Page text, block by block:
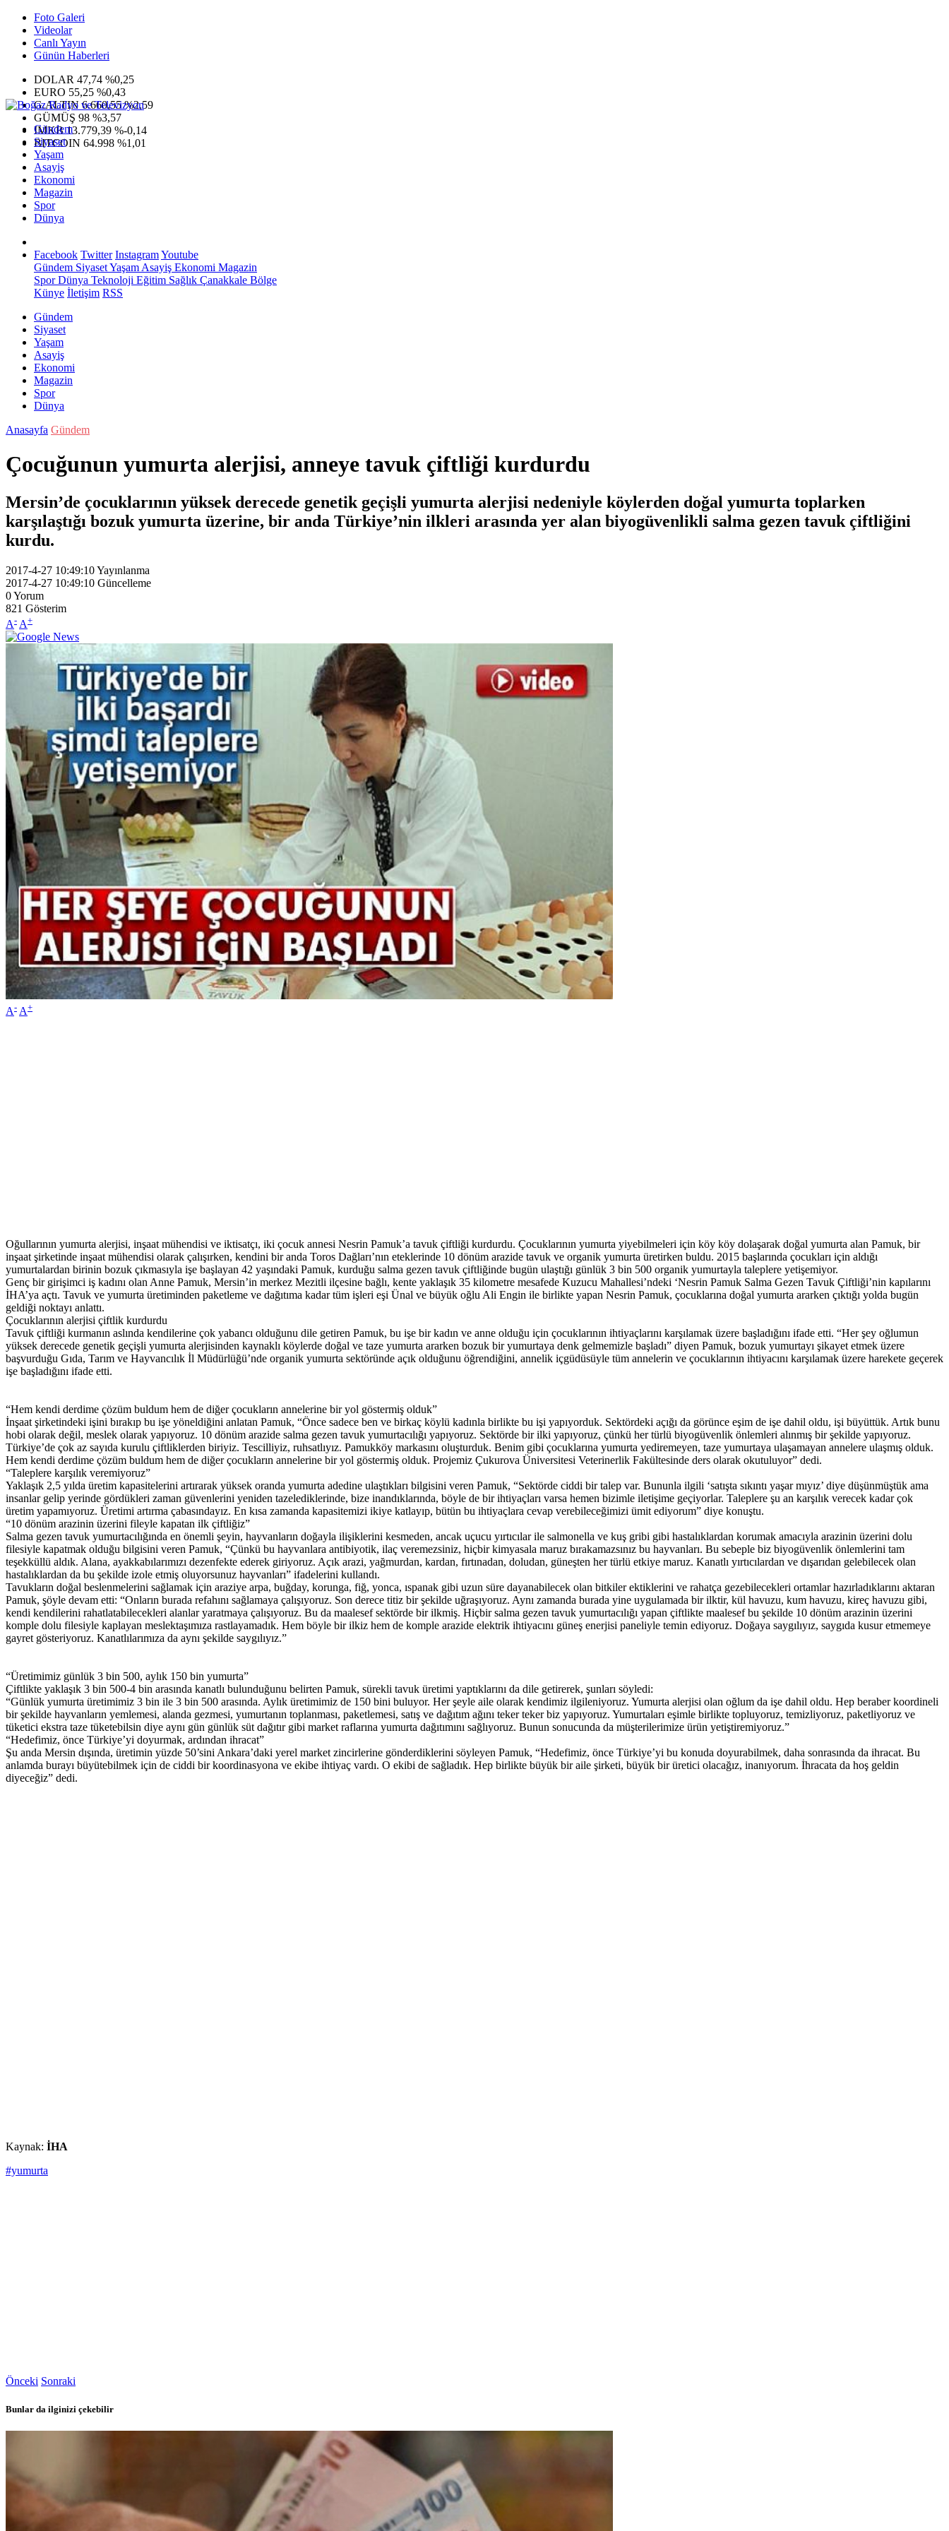
Foto Galeri
Videolar
Canlı Yayın
Günün Haberleri
DOLAR 47,74 %0,25
EURO 55,25 %0,43
G.ALTIN6.660,55 %2,59
GÜMÜŞ 98 %3,57
IMKB13.779,39 %-0,14
BITCOIN 64.998 %1,01
Gündem
Siyaset
Yaşam
Asayiş
Ekonomi
Magazin
Spor
Dünya
Facebook Twitter InstagramYoutube
Gündem SiyasetYaşam Asayiş Ekonomi Magazin
SporDünya Teknoloji Eğitim Sağlık Çanakkale Bölge
Künye İletişim RSS
Gündem
Siyaset
Yaşam
Asayiş
Ekonomi
Magazin
Spor
Dünya
Anasayfa Gündem
Çocuğunun yumurta alerjisi, anneye tavuk çiftliği kurdurdu
Mersin’de çocuklarının yüksek derecede genetik geçişli yumurta alerjisi nedeniyle köylerden doğal yumurta toplarken
karşılaştığı bozuk yumurta üzerine, bir anda Türkiye’nin ilkleri arasında yer alan biyogüvenlikli salma gezen tavuk çiftliğini
kurdu.
2017-4-27 10:49:10Yayınlanma
2017-4-27 10:49:10 Güncelleme
0Yorum
821 Gösterim
A- A+
A- A+
Oğullarının yumurta alerjisi, inşaat mühendisi ve iktisatçı, iki çocuk annesi Nesrin Pamuk’a tavuk çiftliği kurdurdu. Çocuklarının yumurta yiyebilmeleri için köy köy dolaşarak doğal yumurta alan Pamuk, bir
inşaat şirketinde inşaat mühendisi olarak çalışırken, kendini bir anda Toros Dağları’nın eteklerinde 10 dönüm arazide tavuk ve organik yumurta üretirken buldu. 2015 başlarında çocukları için aldığı
yumurtalardan birinin bozuk çıkmasıyla işe başlayan 42 yaşındaki Pamuk, kurduğu salma gezen tavuk çiftliğinde bugün ulaştığı günlük 3 bin 500 organik yumurtayla taleplere yetişemiyor.
Genç bir girişimci iş kadını olan Anne Pamuk, Mersin’in merkez Mezitli ilçesine bağlı, kente yaklaşık 35 kilometre mesafede Kuzucu Mahallesi’ndeki ‘Nesrin Pamuk Salma Gezen Tavuk Çiftliği’nin kapılarını
İHA’ya açtı. Tavuk ve yumurta üretiminden paketleme ve dağıtıma kadar tüm işleri eşi Ünal ve büyük oğlu Ali Engin ile birlikte yapan Nesrin Pamuk, çocuklarına doğal yumurta ararken çıktığı yolda bugün
geldiği noktayı anlattı.
Çocuklarının alerjisi çiftlik kurdurdu
Tavuk çiftliği kurmanın aslında kendilerine çok yabancı olduğunu dile getiren Pamuk, bu işe bir kadın ve anne olduğu için çocuklarının ihtiyaçlarını karşılamak üzere başladığını ifade etti. “Her şey oğlumun
yüksek derecede genetik geçişli yumurta alerjisinden kaynaklı köylerde doğal ve taze yumurta ararken bozuk bir yumurtaya denk gelmemizle başladı” diyen Pamuk, bozuk yumurtayı şikayet etmek üzere
başvurduğu Gıda, Tarım ve Hayvancılık İl Müdürlüğü’nde organik yumurta sektöründe açık olduğunu öğrendiğini, annelik içgüdüsüyle tüm annelerin ve çocuklarının ihtiyacını karşılamak üzere harekete geçerek
işe başladığını ifade etti.
“Hem kendi derdime çözüm buldum hem de diğer çocukların annelerine bir yol göstermiş olduk”
İnşaat şirketindeki işini bırakıp bu işe yöneldiğini anlatan Pamuk, “Önce sadece ben ve birkaç köylü kadınla birlikte bu işi yapıyorduk. Sektördeki açığı da görünce eşim de işe dahil oldu, işi büyüttük. Artık bunu
hobi olarak değil, meslek olarak yapıyoruz. 10 dönüm arazide salma gezen tavuk yumurtacılığı yapıyoruz. Sektörde bir ilki yapıyoruz, çünkü her türlü biyogüvenlik önlemleri alınmış bir şekilde yapıyoruz.
Türkiye’de çok az sayıda kurulu çiftliklerden biriyiz. Tescilliyiz, ruhsatlıyız. Pamukköy markasını oluşturduk. Benim gibi çocuklarına yumurta yediremeyen, taze yumurtaya ulaşamayan annelere ulaşmış olduk.
Hem kendi derdime çözüm buldum hem de diğer çocukların annelerine bir yol göstermiş olduk. Projemiz Çukurova Üniversitesi Veterinerlik Fakültesinde ders olarak okutuluyor” dedi.
“Taleplere karşılık veremiyoruz”
Yaklaşık 2,5 yılda üretim kapasitelerini artırarak yüksek oranda yumurta adedine ulaştıkları bilgisini veren Pamuk, “Sektörde ciddi bir talep var. Bununla ilgili ‘satışta sıkıntı yaşar mıyız’ diye düşünmüştük ama
insanlar gelip yerinde gördükleri zaman güvenlerini yeniden tazelediklerinde, bize inandıklarında, böyle de bir ihtiyaçları varsa hemen bizimle iletişime geçiyorlar. Taleplere şu an karşılık verecek kadar çok
üretim yapamıyoruz. Üretimi artırma çabasındayız. En kısa zamanda kapasitemizi ikiye katlayıp, bütün bu ihtiyaçlara cevap verebileceğimizi ümit ediyorum” diye konuştu.
“10 dönüm arazinin üzerini fileyle kapatan ilk çiftliğiz”
Salma gezen tavuk yumurtacılığında en önemli şeyin, hayvanların doğayla ilişiklerini kesmeden, ancak uçucu yırtıcılar ile salmonella ve kuş gribi gibi hastalıklardan korumak amacıyla arazinin üzerini dolu
filesiyle kapatmak olduğu bilgisini veren Pamuk, “Çünkü bu hayvanlara antibiyotik, ilaç veremezsiniz, hiçbir kimyasala maruz bırakamazsınız bu hayvanları. Bu sebeple biz biyogüvenlik önlemlerini tam
teşekküllü aldık. Alana, ayakkabılarımızı dezenfekte ederek giriyoruz. Açık arazi, yağmurdan, kardan, fırtınadan, doludan, güneşten her türlü etkiye maruz. Kanatlı yırtıcılardan ve dışarıdan gelebilecek olan
hastalıklardan da bu şekilde izole etmiş oluyorsunuz hayvanları” ifadelerini kullandı.
Tavukların doğal beslenmelerini sağlamak için araziye arpa, buğday, korunga, fiğ, yonca, ıspanak gibi uzun süre dayanabilecek olan bitkiler ektiklerini ve rahatça gezebilecekleri ortamlar hazırladıklarını aktaran
Pamuk, şöyle devam etti: “Onların burada refahını sağlamaya çalışıyoruz. Son derece titiz bir şekilde uğraşıyoruz. Aynı zamanda burada yine uygulamada bir ilktir, kül havuzu, kum havuzu, kireç havuzu gibi,
kendi kendilerini rahatlatabilecekleri alanlar yaratmaya çalışıyoruz. Bu da maalesef sektörde bir ilkmiş. Hiçbir salma gezen tavuk yumurtacılığı yapan çiftlikte maalesef bu şekilde 10 dönüm arazinin üzerini
komple dolu filesiyle kaplayan meslektaşımıza rastlayamadık. Hem böyle bir ilkiz hem de komple arazide elektrik ihtiyacını güneş enerjisi paneliyle temin ediyoruz. Doğaya saygılıyız, saygıda kusur etmemeye
gayret gösteriyoruz. Kanatlılarımıza da aynı şekilde saygılıyız.”
“Üretimimiz günlük 3 bin 500, aylık 150 bin yumurta”
Çiftlikte yaklaşık 3 bin 500-4 bin arasında kanatlı bulunduğunu belirten Pamuk, sürekli tavuk üretimi yaptıklarını da dile getirerek, şunları söyledi:
“Günlük yumurta üretimimiz 3 bin ile 3 bin 500 arasında. Aylık üretimimiz de 150 bini buluyor. Her şeyle aile olarak kendimiz ilgileniyoruz. Yumurta alerjisi olan oğlum da işe dahil oldu. Hep beraber koordineli
bir şekilde hayvanların yemlemesi, alanda gezmesi, yumurtanın toplanması, paketlemesi, satış ve dağıtım ağını teker teker biz yapıyoruz. Yumurtaları eşimle birlikte topluyoruz, temizliyoruz, paketliyoruz ve
tüketici ekstra taze tüketebilsin diye aynı gün günlük süt dağıtır gibi market raflarına yumurta dağıtımını sağlıyoruz. Bunun sonucunda da müşterilerimize ürün yetiştiremiyoruz.”
“Hedefimiz, önce Türkiye’yi doyurmak, ardından ihracat”
Şu anda Mersin dışında, üretimin yüzde 50’sini Ankara’daki yerel market zincirlerine gönderdiklerini söyleyen Pamuk, “Hedefimiz, önce Türkiye’yi bu konuda doyurabilmek, daha sonrasında da ihracat. Bu
anlamda burayı büyütebilmek için de ciddi bir koordinasyona ve ekibe ihtiyaç vardı. O ekibi de sağladık. Hep birlikte büyük bir aile şirketi, büyük bir üretici olacağız, inanıyorum. İhracata da hoş geldin
diyeceğiz” dedi.
Kaynak: İHA
#yumurta
Önceki Sonraki
Bunlar da ilginizi çekebilir